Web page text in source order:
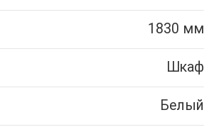
1830 мм
Шкаф
Белый